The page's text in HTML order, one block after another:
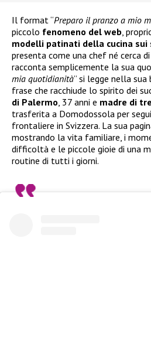
Il format “Preparo il pranzo a mio
piccolo fenomeno del web,
modelli patinati della cucina sui
presenta come una chef né cerca
racconta semplicemente la sua
mia quotidianità” si legge nella
frase che racchiude lo spirito dei
di Palermo, 37 anni e madre di
trasferita a Domodossola per
frontaliere in Svizzera. La sua
mostrando la vita familiare, i
difficoltà e le piccole gioie di una
routine di tutti i giorni.